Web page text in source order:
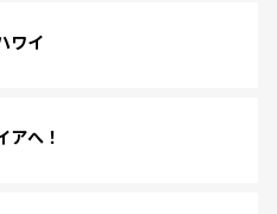
ワイ
アへ！